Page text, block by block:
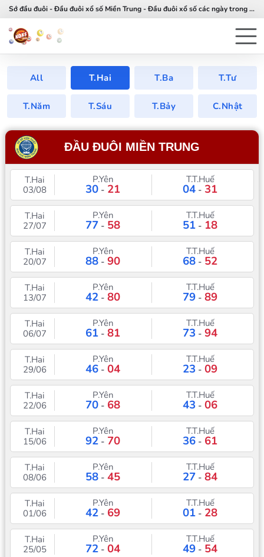
Sớ đầu đuôi - Đầu đuôi xổ số Miền Trung - Đầu đuôi xổ số các ngày trong tuần
All T.Hai T.Ba T.Tư
T.Năm T.Sáu T.Bảy C.Nhật
ĐẦU ĐUÔI MIỀN TRUNG
T.Hai
03/08
P.Yên
30 - 21
T.T.Huế
04 -31
T.Hai
27/07
P.Yên
77 - 58
T.T.Huế
51 - 18
T.Hai
20/07
P.Yên
88 -90
T.T.Huế
68 - 52
T.Hai
13/07
P.Yên
42 -80
T.T.Huế
79 -89
T.Hai
06/07
P.Yên
61 -81
T.T.Huế
73 -94
T.Hai
29/06
P.Yên
46 -04
T.T.Huế
23 -09
T.Hai
22/06
P.Yên
70 - 68
T.T.Huế
43 -06
T.Hai
15/06
P.Yên
92 - 70
T.T.Huế
36 - 61
T.Hai
08/06
P.Yên
58 -45
T.T.Huế
27 -84
T.Hai
01/06
P.Yên
42 - 69
T.T.Huế
01 - 28
T.Hai
25/05
P.Yên
72 -04
T.T.Huế
49 - 54